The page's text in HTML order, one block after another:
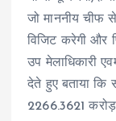
जो माननीय चीफ
विजिट करेगी और
उप मेलाधिकारी
देते हुए बताया कि
2266.3621